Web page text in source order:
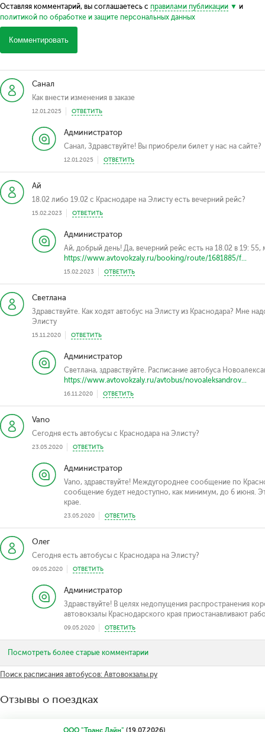
Оставляя комментарий, вы соглашаетесь с правилами публикации
и
политикой по обработке и защите персональных данных
Комментировать
Санал
Как внести изменения в заказе
12.01.2025 ОТВЕТИТЬ
Администратор
Санал, Здравствуйте! Вы приобрели билет у нас на сайте?
12.01.2025 ОТВЕТИТЬ
Ай
18.02 либо 19.02 с Краснодаре на Элисту есть вечерний рейс?
15.02.2023 ОТВЕТИТЬ
Администратор
Ай, добрый день! Да, вечерний рейс есть на 18.02 в 19:
https://www.avtovokzaly.ru/booking/route/1681885/f...
15.02.2023 ОТВЕТИТЬ
Светлана
Здравствуйте. Как ходят автобус на Элисту из Краснодара? Мне
Элисту
15.11.2020 ОТВЕТИТЬ
Администратор
Светлана, здравствуйте. Расписание автобуса
https://www.avtovokzaly.ru/avtobus/novoaleksandrov...
16.11.2020 ОТВЕТИТЬ
Vano
Сегодня есть автобусы с Краснодара на Элисту?
23.05.2020 ОТВЕТИТЬ
Администратор
Vano, здравствуйте! Междугороднее сообщение по
сообщение будет недоступно, как минимум, до 6 июня.
крае.
23.05.2020 ОТВЕТИТЬ
Олег
Сегодня есть автобусы с Краснодара на Элисту?
09.05.2020 ОТВЕТИТЬ
Администратор
Здравствуйте! В целях недопущения распространения
автовокзалы Краснодарского края приостанавливают
09.05.2020 ОТВЕТИТЬ
Посмотреть более старые комментарии
Поиск расписания автобусов: Автовокзалы.ру
Отзывы о поездках